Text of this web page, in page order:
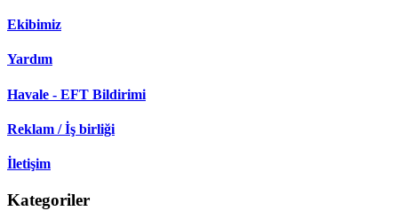
Ekibimiz
Yardım
Havale - EFT Bildirimi
Reklam / İş birliği
İletişim
Kategoriler